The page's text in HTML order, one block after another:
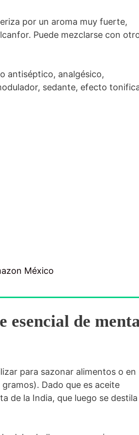
por un aroma muy fuerte,
Puede mezclarse con
antiséptico, analgésico,
sedante, efecto
México
esencial de
para sazonar alimentos o en
Dado que es aceite
de la India, que luego se destila